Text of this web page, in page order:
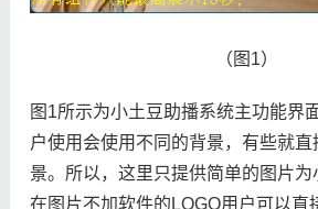
（图1）
图1所示为小土豆助播系统主功能界
户使用会使用不同的背景，有些就
景。所以，这里只提供简单的图片为
在图片不加软件的LOGO用户可以直